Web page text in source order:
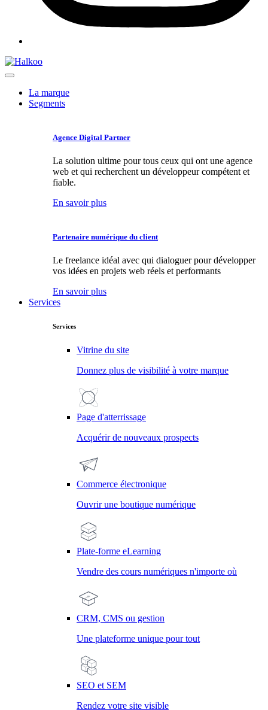
La marque
Segments
Agence Digital Partner
La solution ultime pour tous ceux qui ont une agence
web et qui recherchent un développeur compétent et
fiable.
En savoir plus
Partenaire numérique du client
Le freelance idéal avec qui dialoguer pour développer
vos idées en projets web réels et performants
En savoir plus
Services
Services
Vitrine du site
Donnez plus de visibilité à votre marque
Page d'atterrissage
Acquérir de nouveaux prospects
Commerce électronique
Ouvrir une boutique numérique
Plate-forme eLearning
Vendre des cours numériques n'importe où
CRM, CMS ou gestion
Une plateforme unique pour tout
SEO et SEM
Rendez votre site visible